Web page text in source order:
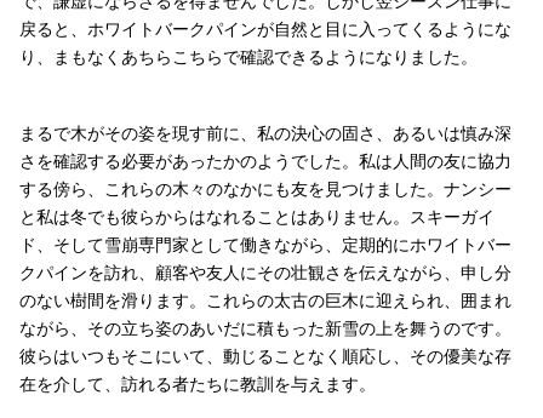
戻ると、ホワイトバークパインが自然と目に入ってくるようにな
り、まもなくあちらこちらで確認できるようになりました。
まるで木がその姿を現す前に、私の決心の固さ、あるいは慎み深
さを確認する必要があったかのようでした。私は人間の友に協力
する傍ら、これらの木々のなかにも友を見つけました。ナンシー
と私は冬でも彼らからはなれることはありません。スキーガイ
ド、そして雪崩専門家として働きながら、定期的にホワイトバー
クパインを訪れ、顧客や友人にその壮観さを伝えながら、申し分
のない樹間を滑ります。これらの太古の巨木に迎えられ、囲まれ
ながら、その立ち姿のあいだに積もった新雪の上を舞うのです。
彼らはいつもそこにいて、動じることなく順応し、その優美な存
在を介して、訪れる者たちに教訓を与えます。